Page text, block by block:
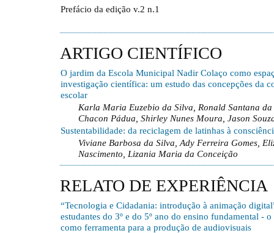
Prefácio da edição v.2 n.1
ARTIGO CIENTÍFICO
O jardim da Escola Municipal Nadir Colaço como
investigação científica: um estudo das concepções da
escolar
Karla Maria Euzebio da Silva, Ronald Santana
Chacon Pádua, Shirley Nunes Moura, Jason
Sustentabilidade: da reciclagem de latinhas à
Viviane Barbosa da Silva, Ady Ferreira Gomes,
Nascimento, Lizania Maria da Conceição
RELATO DE EXPERIÊNCIA
“Tecnologia e Cidadania: introdução à animação
estudantes do 3º e do 5º ano do ensino fundamental -
como ferramenta para a produção de audiovisuais